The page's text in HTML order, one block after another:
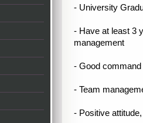
- University
- Have at least 3
management
- Good command
- Team
- Positive